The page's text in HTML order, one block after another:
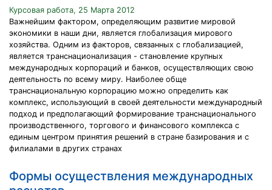
Курсовая работа, 25 Марта 2012
Важнейшим фактором, определяющим развитие мировой
экономики в наши дни, является глобализация мирового
хозяйства. Одним из факторов, связанных с глобализацией,
является транснационализация - становление крупных
международных корпораций и банков, осуществляющих свою
деятельность по всему миру. Наиболее обще
транснациональную корпорацию можно определить как
комплекс, использующий в своей деятельности международный
подход и предполагающий формирование транснационального
производственного, торгового и финансового комплекса с
единым центром принятия решений в стране базирования и с
филиалами в других странах
Формы осуществления международных